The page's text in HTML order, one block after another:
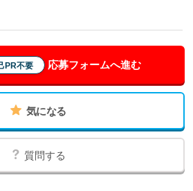
PR不要 応募フォームへ進む
気になる
質問する